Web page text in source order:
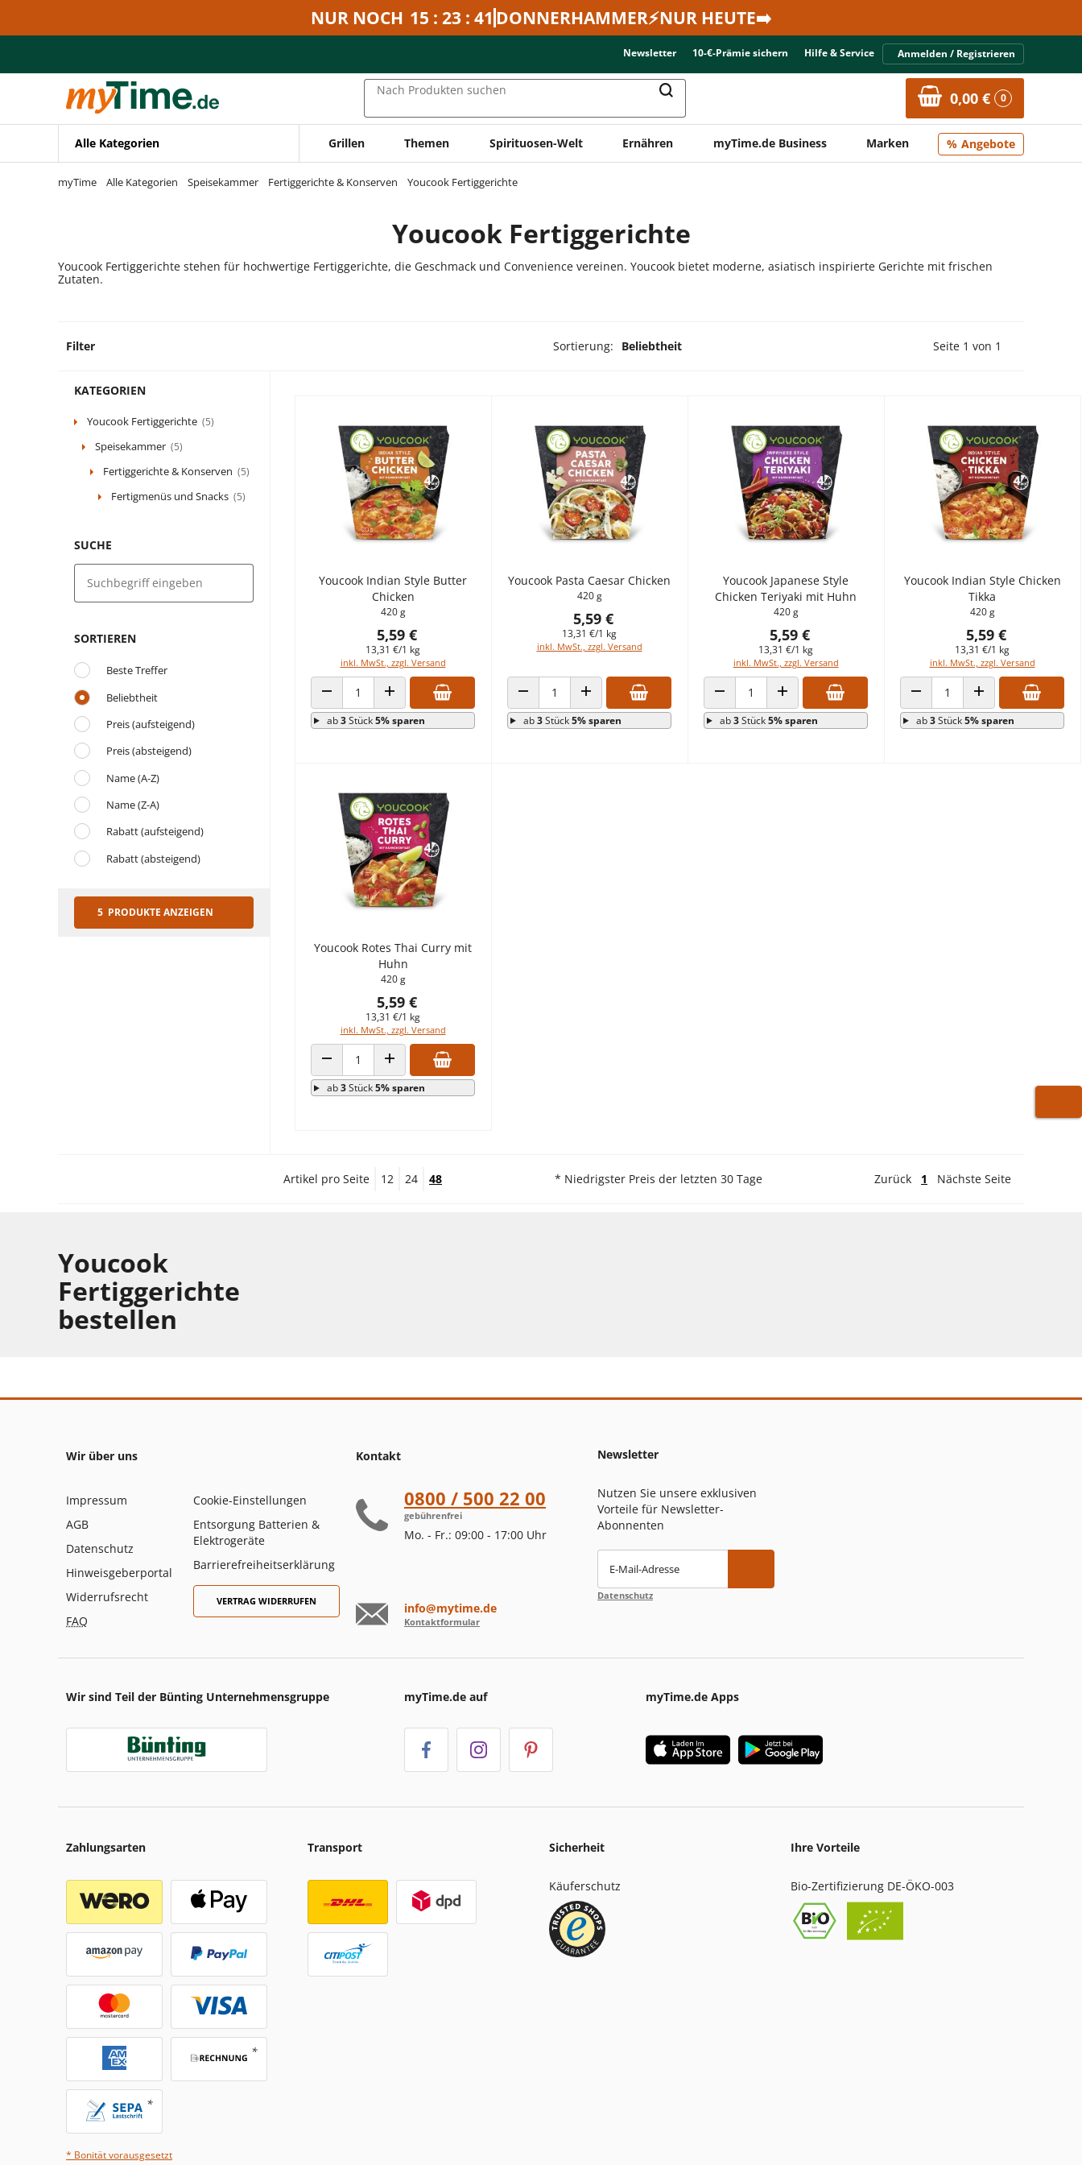
Zur Navigation springen
NUR NOCH 15 : 23 : 41 DONNERHAMMER⚡NUR HEUTE➡️
Newsletter 10-€-Prämie sichern Hilfe & Service Anmelden / Registrieren
Nach Produkten suchen 0,00 € 0
Alle Kategorien Grillen Themen Spirituosen-Welt Ernähren myTime.de Business Marken Angebote
myTime Alle Kategorien Speisekammer Fertiggerichte & Konserven Youcook Fertiggerichte
Youcook Fertiggerichte
Youcook Fertiggerichte stehen für hochwertige Fertiggerichte, die Geschmack und Convenience vereinen. Youcook bietet moderne, asiatisch inspirierte Gerichte mit frischen
Zutaten.
Filter Sortierung: Beliebtheit Vorherige Seite
Seite 1 von 1
KATEGORIEN
Youcook Fertiggerichte (5)
Speisekammer (5)
Fertiggerichte & Konserven (5)
Fertigmenüs und Snacks (5)
SUCHE
SORTIEREN
Beste Treffer
Beliebtheit
Preis (aufsteigend)
Preis (absteigend)
Name (A-Z)
Name (Z-A)
Rabatt (aufsteigend)
Rabatt (absteigend)
5 PRODUKTE ANZEIGEN
Youcook Indian Style Butter
Chicken
420 g
5,59 €
13,31 €/1 kg
inkl. MwSt., zzgl. Versand
ANZAHL VERRINGERNANZAHL ERHÖHEN
ab3Stück5% sparen
Youcook Pasta Caesar Chicken
420 g
5,59 €
13,31 €/1 kg
inkl. MwSt., zzgl. Versand
ANZAHL VERRINGERNANZAHL ERHÖHEN
ab3Stück5% sparen
Youcook Japanese Style
Chicken Teriyaki mit Huhn
420 g
5,59 €
13,31 €/1 kg
inkl. MwSt., zzgl. Versand
ANZAHL VERRINGERNANZAHL ERHÖHEN
ab3Stück5% sparen
Youcook Indian Style Chicken
Tikka
420 g
5,59 €
13,31 €/1 kg
inkl. MwSt., zzgl. Versand
ANZAHL VERRINGERNANZAHL ERHÖHEN
ab3Stück5% sparen
Youcook Rotes Thai Curry mit
Huhn
420 g
5,59 €
13,31 €/1 kg
inkl. MwSt., zzgl. Versand
ANZAHL VERRINGERNANZAHL ERHÖHEN
ab3Stück5% sparen
Artikel pro Seite 12 24 48 * Niedrigster Preis der letzten 30 Tage Zurück 1 Nächste Seite
Youcook
Fertiggerichte
bestellen
Wir über uns
Impressum
AGB
Datenschutz
Hinweisgeberportal
Widerrufsrecht
FAQ
Cookie-Einstellungen
Entsorgung Batterien &
Elektrogeräte
Barrierefreiheitserklärung
VERTRAG WIDERRUFEN
Kontakt
0800 / 500 22 00
gebührenfrei
Mo. - Fr.: 09:00 - 17:00 Uhr
info@mytime.de
Kontaktformular
Newsletter
Nutzen Sie unsere exklusiven
Vorteile für Newsletter-
Abonnenten
E-Mail-Adresse
Datenschutz
Wir sind Teil der Bünting Unternehmensgruppe myTime.de auf myTime.de Apps
Zahlungsarten
* Bonität vorausgesetzt
Transport Sicherheit
Käuferschutz
Ihre Vorteile
Bio-Zertifizierung DE-ÖKO-003